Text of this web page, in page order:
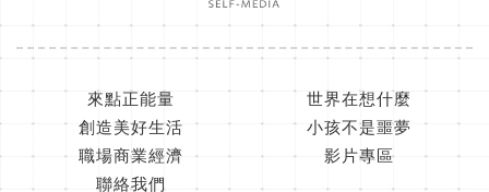
來點正能量
世界在想什麼
創造美好生活
小孩不是噩夢
職場商業經濟
影片專區
聯絡我們